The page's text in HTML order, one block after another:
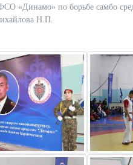
«Динамо» по борьбе самбо
Н.П.